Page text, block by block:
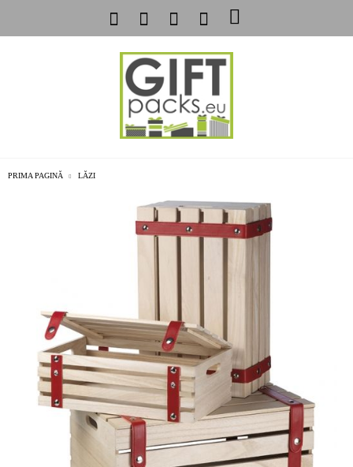
PRIMA PAGINĂ LĂZI